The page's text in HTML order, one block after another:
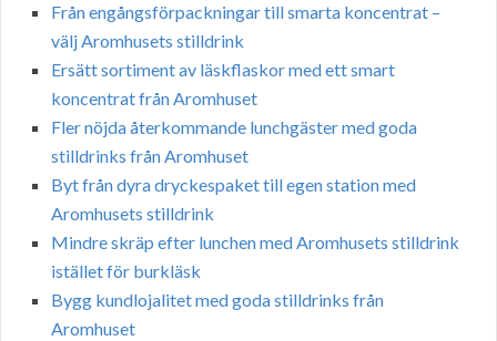
Från engångsförpackningar till smarta koncentrat –
välj Aromhusets stilldrink
Ersätt sortiment av läskflaskor med ett smart
koncentrat från Aromhuset
Fler nöjda återkommande lunchgäster med goda
stilldrinks från Aromhuset
Byt från dyra dryckespaket till egen station med
Aromhusets stilldrink
Mindre skräp efter lunchen med Aromhusets stilldrink
istället för burkläsk
Bygg kundlojalitet med goda stilldrinks från
Aromhuset